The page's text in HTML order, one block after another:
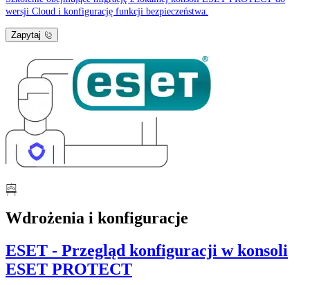
wersji Cloud i konfigurację funkcji bezpieczeństwa.
Zapytaj
Wdrożenia i konfiguracje
ESET - Przegląd konfiguracji w konsoli
ESET PROTECT